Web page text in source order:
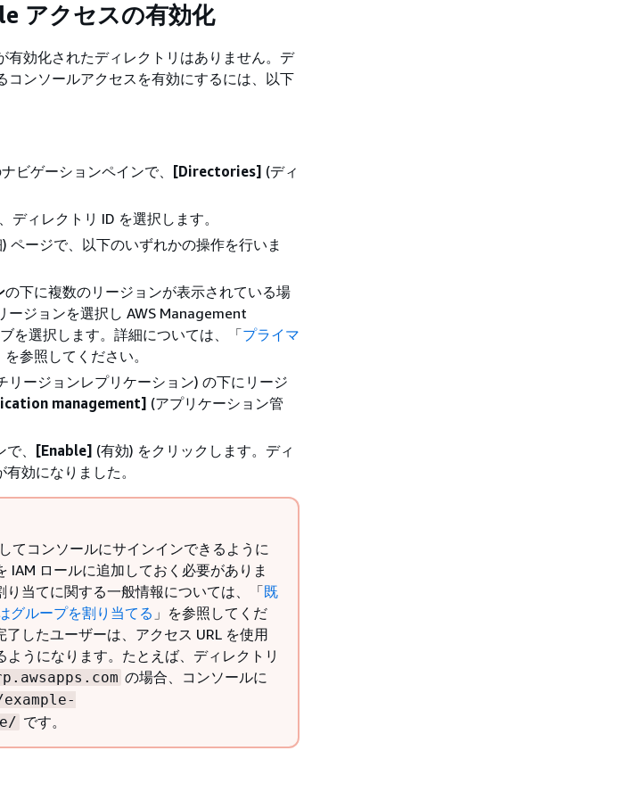
アクセスの有効化
効化されたディレクトリはありません。デ
コンソールアクセスを有効にするには、以下
ビゲーションペインで、 [Directories] (ディ
ディレクトリ ID を選択します。
ページで、以下のいずれかの操作を行いま
の下に複数のリージョンが表示されている場
ージョンを選択し AWS Management
を選択します。詳細については、「プライマ
を参照してください。
リージョンレプリケーション) の下にリージ
management] (アプリケーション管
、 [Enable] (有効) をクリックします。ディ
効になりました。
てコンソールにサインインできるように
IAM ロールに追加しておく必要がありま
当てに関する一般情報については、「既
グループを割り当てる 」を参照してくだ
したユーザーは、アクセス URL を使用
うになります。たとえば、ディレクトリ
の場合、コンソールに
です。